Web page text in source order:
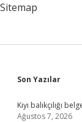
Sitemap
Son Yazılar
Kıyı balıkçılığı
Ağustos 7, 2026